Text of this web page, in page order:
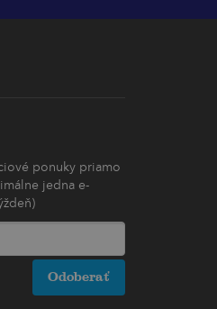
ponuky priamo
jedna e-
Odoberať